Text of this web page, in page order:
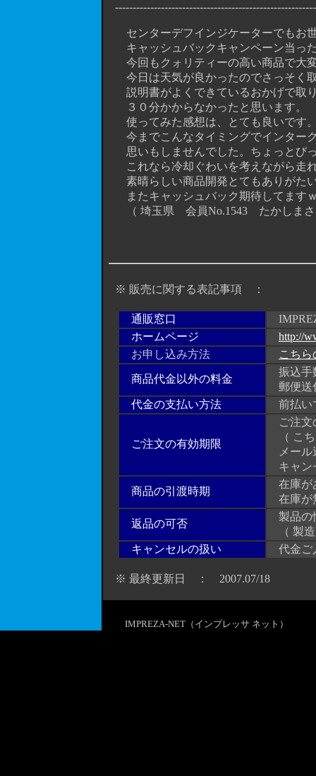
センターデフインジケーターでもお
キャッシュバックキャンペーン当っ
今回もクォリティーの高い商品で大
今日は天気が良かったのでさっそく
説明書がよくできているおかげで取
３０分かからなかったと思います。
使ってみた感想は、とても良いです
今までこんなタイミングでインター
思いもしませんでした。ちょっとび
これなら冷却ぐわいを考えながら走
素晴らしい商品開発とてもありがた
またキャッシュバック期待してます
（ 埼玉県 会員No.1543 たかしまさ
※ 販売に関する表記事項 ：
通販窓口
ホームページ
http://
お申し込み方法
こちら
商品代金以外の料金
振込手
郵便送
代金の支払い方法
前払い
ご注文の有効期限
ご注文
（ こち
メール
キャン
商品の引渡時期
在庫が
在庫が
返品の可否
製品の
（ 製造
キャンセルの扱い
代金ご
※ 最終更新日 ： 2007.07/18
IMPREZA-NET（インプレッサ ネット）